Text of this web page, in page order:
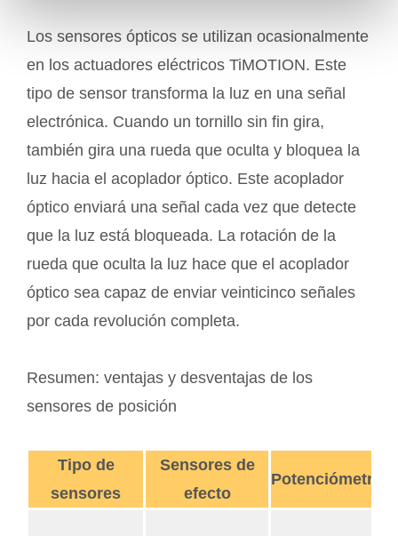
Los sensores ópticos se utilizan ocasionalmente
en los actuadores eléctricos TiMOTION. Este
tipo de sensor transforma la luz en una señal
electrónica. Cuando un tornillo sin fin gira,
también gira una rueda que oculta y bloquea la
luz hacia el acoplador óptico. Este acoplador
óptico enviará una señal cada vez que detecte
que la luz está bloqueada. La rotación de la
rueda que oculta la luz hace que el acoplador
óptico sea capaz de enviar veinticinco señales
por cada revolución completa.
Resumen: ventajas y desventajas de los
sensores de posición
Tipo de
sensores
Sensores de
efecto
Potenciómetro